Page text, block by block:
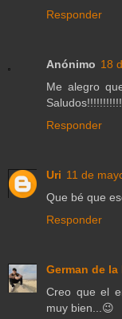
Responder
Anónimo 18
Me alegro
Responder
Uri 11 de
Que bé que
Responder
German de la
Creo que el
muy bien...😉